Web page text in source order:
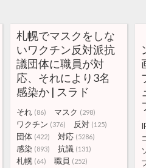
札幌でマスクをしな
いワクチン反対派抗
議団体に職員が対
応、それにより3名
感染か | スラド
それ (86) マスク (298)
ワクチン (376) 反対 (125)
団体 (422) 対応 (5286)
感染 (893) 抗議 (131)
札幌 (64) 職員 (252)